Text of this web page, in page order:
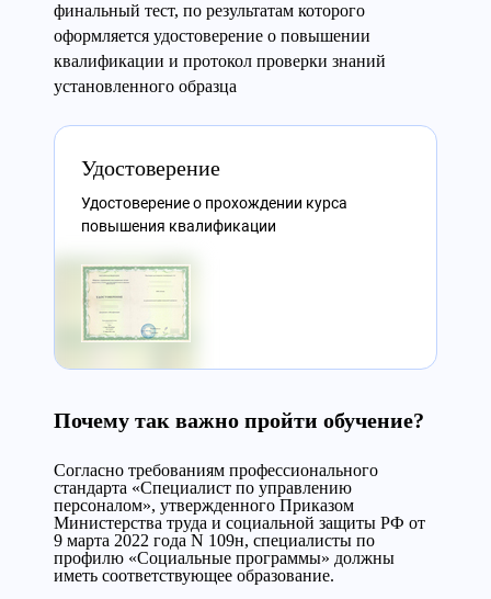
финальный тест, по результатам которого
оформляется удостоверение о повышении
квалификации и протокол проверки знаний
установленного образца
Удостоверение
Удостоверение о прохождении курса
повышения квалификации
Почему так важно пройти обучение?
Согласно требованиям профессионального
стандарта «Специалист по управлению
персоналом», утвержденного Приказом
Министерства труда и социальной защиты РФ от
9 марта 2022 года N 109н, специалисты по
профилю «Социальные программы» должны
иметь соответствующее образование.